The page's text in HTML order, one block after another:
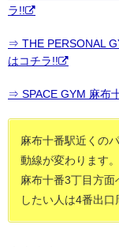
ラ!!
⇒ THE PERSONAL
はコチラ!!
⇒ SPACE GYM 麻布
麻布十番駅近くの
動線が変わります。
麻布十番3丁目方
したい人は4番出口